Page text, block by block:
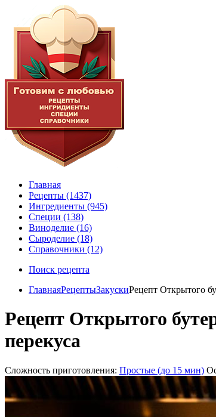
Главная
Рецепты (1437)
Ингредиенты (945)
Специи (138)
Виноделие (16)
Сыроделие (18)
Справочники (12)
Поиск рецепта
ГлавнаяРецептыЗакускиРецепт Открытого
Рецепт Открытого
перекуса
Сложность приготовления: Простые (до 15 мин)